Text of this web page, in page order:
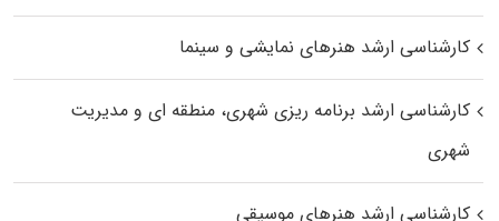
کارشناسی ارشد هنرهای نمایشی و سینما
کارشناسی ارشد برنامه ریزی شهری، منطقه‌ ای و مدیریت
شهری
کارشناسی ارشد هنرهای موسیقی